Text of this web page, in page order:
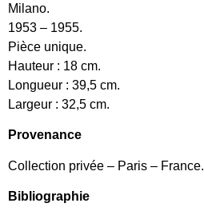
Milano.
1953 – 1955.
Pièce unique.
Hauteur : 18 cm.
Longueur : 39,5 cm.
Largeur : 32,5 cm.
Provenance
Collection privée – Paris – France.
Bibliographie